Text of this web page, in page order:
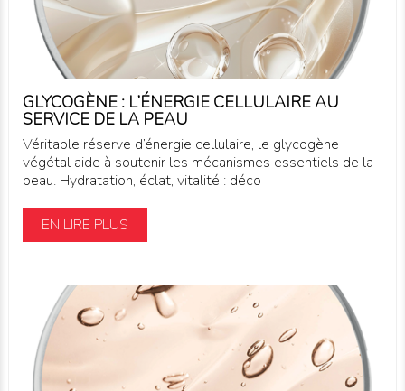
GLYCOGÈNE : L’ÉNERGIE CELLULAIRE AU
SERVICE DE LA PEAU
Véritable réserve d’énergie cellulaire, le glycogène
végétal aide à soutenir les mécanismes essentiels de la
peau. Hydratation, éclat, vitalité : déco
EN LIRE PLUS